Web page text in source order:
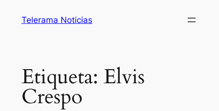
Telerama Noticias
Etiqueta: Elvis
Crespo